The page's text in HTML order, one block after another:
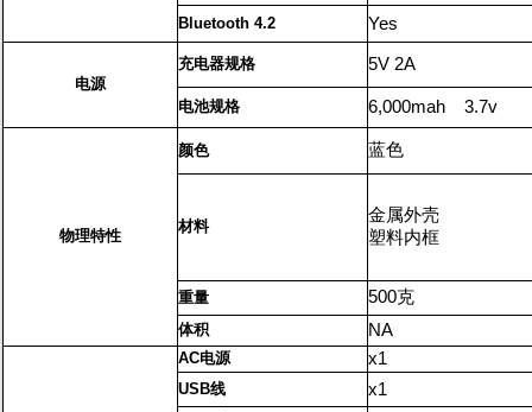
Bluetooth 4.2 Yes
电源
充电器规格 5V 2A
电池规格 6,000mah 3.7v
物理特性
颜色 蓝色
材料
金属外壳
塑料内框
重量 500克
体积 NA
AC电源 x1
USB线 x1